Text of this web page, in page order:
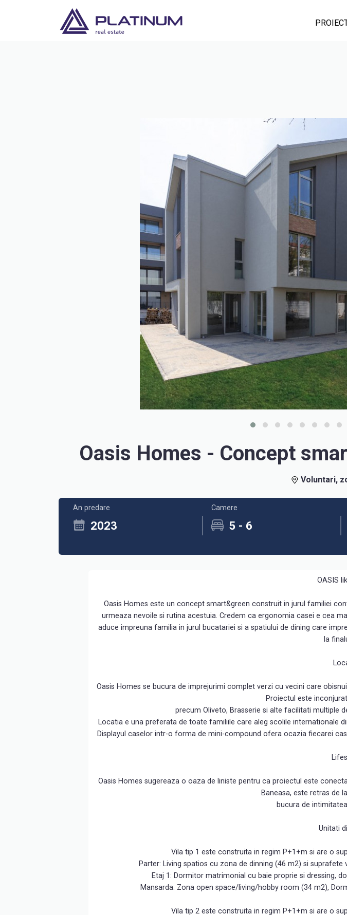
Oasis Homes - Concept
Voluntari,
An predare
2023
Camere
5 - 6
OASIS
Oasis Homes este un concept smart&green construit in jurul familiei
urmeaza nevoile si rutina acestuia. Credem ca ergonomia casei e cea
aduce impreuna familia in jurul bucatariei si a spatiului de dining care
la
Oasis Homes se bucura de imprejurimi complet verzi cu vecini care
Proiectul este
precum Oliveto, Brasserie si alte facilitati multiple
Locatia e una preferata de toate familiile care aleg scolile internationale
Displayul caselor intr-o forma de mini-compound ofera ocazia fiecarei
Oasis Homes sugereaza o oaza de liniste pentru ca proiectul este
Baneasa, este retras de
bucura de
Unitati
Vila tip 1 este construita in regim P+1+m si are o
Parter: Living spatios cu zona de dinning (46 m2) si
Etaj 1: Dormitor matrimonial cu baie proprie si dressing,
Mansarda: Zona open space/living/hobby room (34 m2),
Vila tip 2 este construita in regim P+1+m si are o